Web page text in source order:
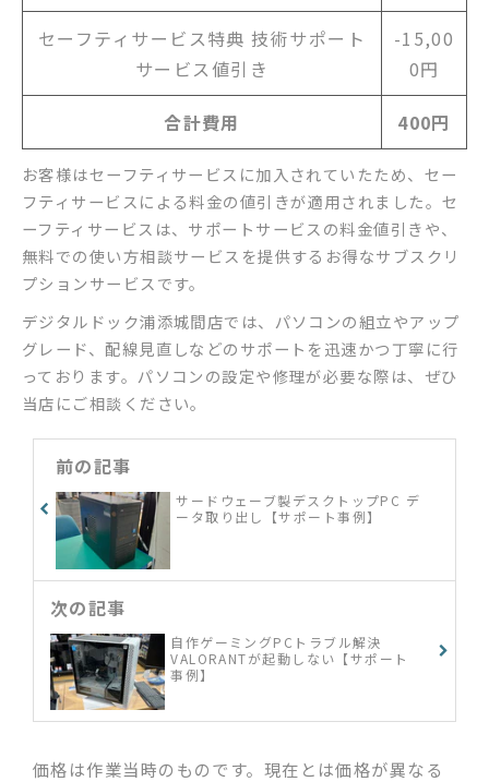
セーフティサービス特典 技術サポート
サービス値引き
-15,00
0円
合計費用 400円
お客様はセーフティサービスに加入されていたため、セー
フティサービスによる料金の値引きが適用されました。セ
ーフティサービスは、サポートサービスの料金値引きや、
無料での使い方相談サービスを提供するお得なサブスクリ
プションサービスです。
デジタルドック浦添城間店では、パソコンの組立やアップ
グレード、配線見直しなどのサポートを迅速かつ丁寧に行
っております。パソコンの設定や修理が必要な際は、ぜひ
当店にご相談ください。
前の記事
サードウェーブ製デスクトップPC デ
ータ取り出し【サポート事例】
次の記事
自作ゲーミングPCトラブル解決
VALORANTが起動しない【サポート
事例】
価格は作業当時のものです。現在とは価格が異なる